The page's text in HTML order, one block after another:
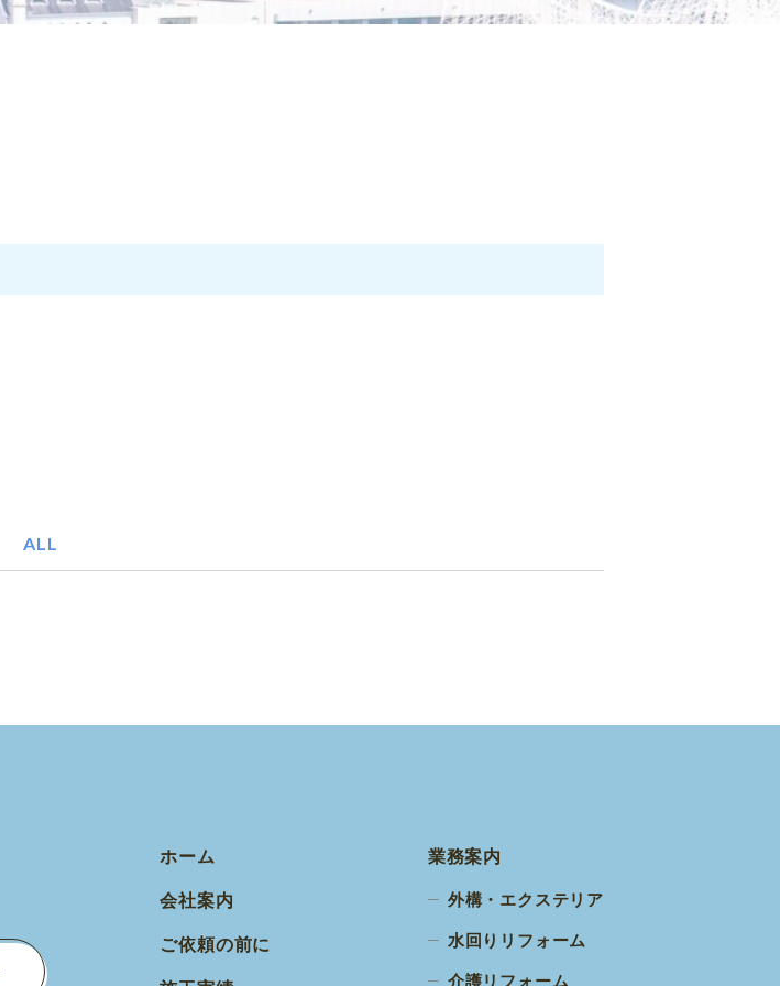
ALL
ホーム
会社案内
ご依頼の前に
業務案内
外構・エクステリア
水回りリフォーム
介護リフォーム